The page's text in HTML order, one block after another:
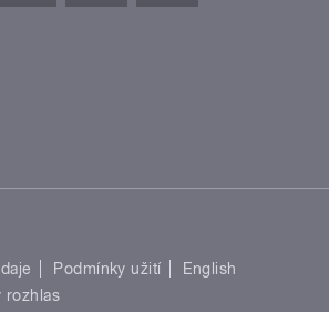
Podmínky užití
English
rozhlas